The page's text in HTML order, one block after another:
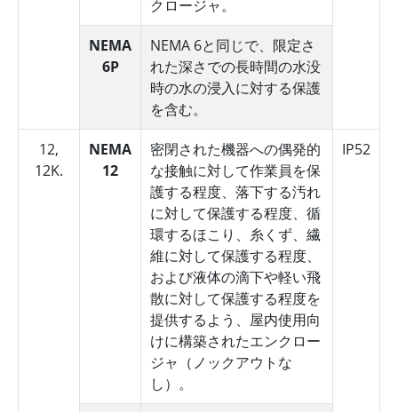
クロージャ。
NEMA
6P
NEMA 6と同じで、限定さ
れた深さでの長時間の水没
時の水の浸入に対する保護
を含む。
12,
12K.
NEMA
12
密閉された機器への偶発的
な接触に対して作業員を保
護する程度、落下する汚れ
に対して保護する程度、循
環するほこり、糸くず、繊
維に対して保護する程度、
および液体の滴下や軽い飛
散に対して保護する程度を
提供するよう、屋内使用向
けに構築されたエンクロー
ジャ（ノックアウトな
し）。
IP52